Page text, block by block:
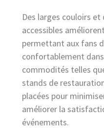
Des larges couloirs et
accessibles
permettant aux fans
confortablement
commodités telles
stands de
placées pour
améliorer la
événements.